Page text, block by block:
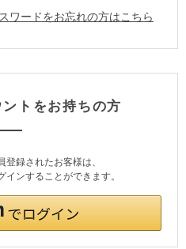
ワードをお忘れの方はこちら
トをお持ちの方
録されたお客様は、
ンすることができます。